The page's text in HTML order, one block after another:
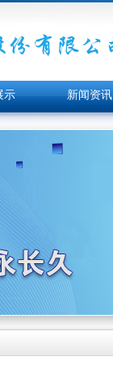
示 新闻资讯